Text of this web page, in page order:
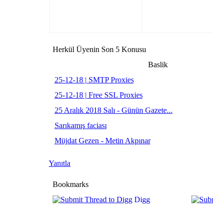
Herkül Üyenin Son 5 Konusu
Baslik
25-12-18 | SMTP Proxies
25-12-18 | Free SSL Proxies
25 Aralık 2018 Salı - Günün Gazete...
Sarıkamış faciası
Müjdat Gezen - Metin Akpınar
Yanıtla
Bookmarks
Digg